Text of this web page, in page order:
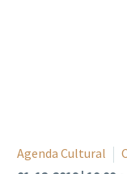
Agenda Cultural